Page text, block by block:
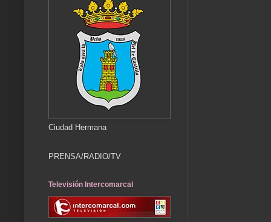
Ciudad Hermana
PRENSA/RADIO/TV
Televisión Intercomarcal